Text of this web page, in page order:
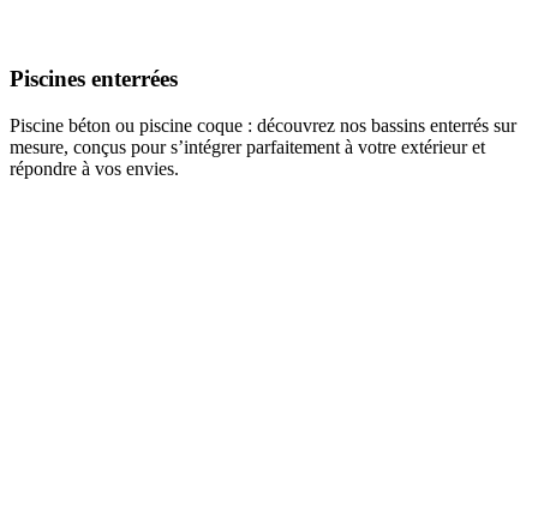
Piscines enterrées
Piscine béton ou piscine coque : découvrez nos bassins enterrés sur
mesure, conçus pour s’intégrer parfaitement à votre extérieur et
répondre à vos envies.